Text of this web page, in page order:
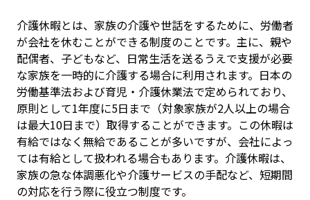
介護休暇とは、家族の介護や世話をするために、労働者
が会社を休むことができる制度のことです。主に、親や
配偶者、子どもなど、日常生活を送るうえで支援が必要
な家族を一時的に介護する場合に利用されます。日本の
労働基準法および育児・介護休業法で定められており、
原則として1年度に5日まで（対象家族が2人以上の場合
は最大10日まで）取得することができます。この休暇は
有給ではなく無給であることが多いですが、会社によっ
ては有給として扱われる場合もあります。介護休暇は、
家族の急な体調悪化や介護サービスの手配など、短期間
の対応を行う際に役立つ制度です。